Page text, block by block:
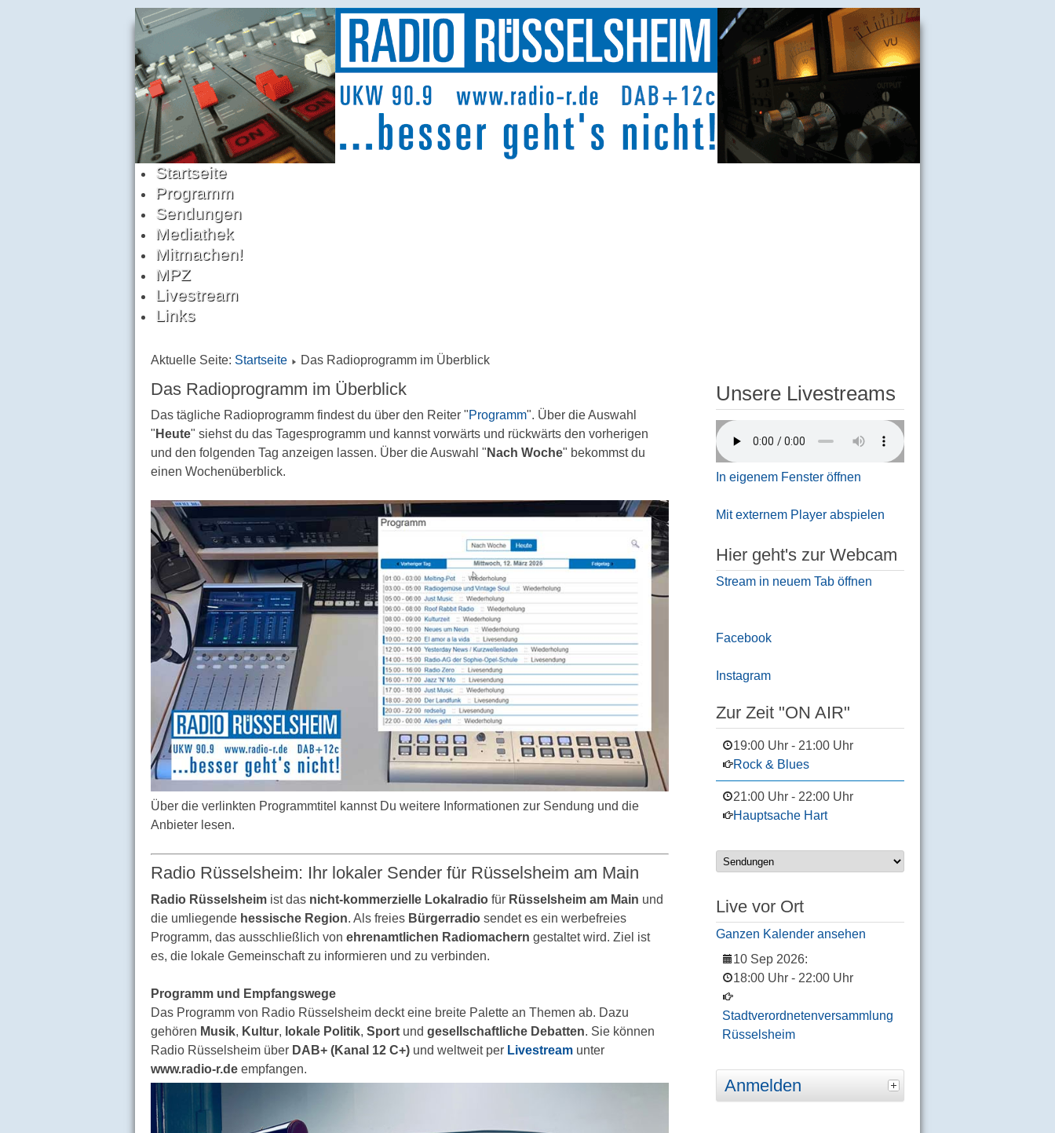
Startseite
Programm
Sendungen
Mediathek
Mitmachen!
MPZ
Livestream
Links
Aktuelle Seite: Startseite Das Radioprogramm im Überblick
Das Radioprogramm im Überblick
Das tägliche Radioprogramm findest du über den Reiter "Programm". Über die Auswahl
" Heute" siehst du das Tagesprogramm und kannst vorwärts und rückwärts den vorherigen
und den folgenden Tag anzeigen lassen. Über die Auswahl " Nach Woche" bekommst du
einen Wochenüberblick.
Über die verlinkten Programmtitel kannst Du weitere Informationen zur Sendung und die
Anbieter lesen.
Radio Rüsselsheim: Ihr lokaler Sender für Rüsselsheim am Main
Radio Rüsselsheim ist das nicht-kommerzielle Lokalradio für Rüsselsheim am Main und
die umliegende hessische Region. Als freies Bürgerradio sendet es ein werbefreies
Programm, das ausschließlich von ehrenamtlichen Radiomachern gestaltet wird. Ziel ist
es, die lokale Gemeinschaft zu informieren und zu verbinden.
Programm und Empfangswege
Das Programm von Radio Rüsselsheim deckt eine breite Palette an Themen ab. Dazu
gehören Musik, Kultur, lokale Politik, Sport und gesellschaftliche Debatten. Sie können
Radio Rüsselsheim über DAB+ (Kanal 12 C+) und weltweit per Livestream unter
www.radio-r.de empfangen.
Unsere Livestreams
In eigenem Fenster öffnen
Mit externem Player abspielen
Hier geht's zur Webcam
Stream in neuem Tab öffnen
Facebook
Instagram
Zur Zeit "ON AIR"
19:00 Uhr - 21:00 Uhr
Rock & Blues
21:00 Uhr - 22:00 Uhr
Hauptsache Hart
Live vor Ort
Ganzen Kalender ansehen
10 Sep 2026:
18:00 Uhr - 22:00 Uhr
Stadtverordnetenversammlung
Rüsselsheim
Anmelden